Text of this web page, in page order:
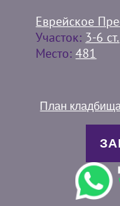
Еврейское
Участок: 3-6 ст.
Место: 481
План кладбища